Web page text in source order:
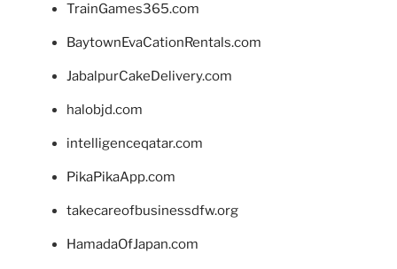
TrainGames365.com
BaytownEvaCationRentals.com
JabalpurCakeDelivery.com
halobjd.com
intelligenceqatar.com
PikaPikaApp.com
takecareofbusinessdfw.org
HamadaOfJapan.com